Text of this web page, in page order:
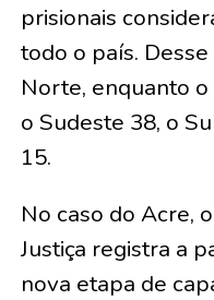
prisionais
todo o país.
Norte, enquanto
o Sudeste 38, o
15.
No caso do Acre,
Justiça registra a
nova etapa de